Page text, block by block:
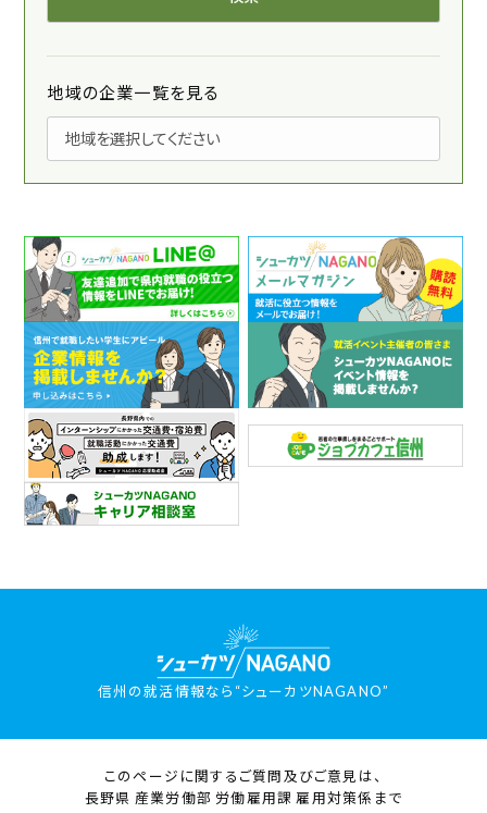
地域の企業一覧を見る
信州の就活情報なら“シューカツNAGANO”
このページに関するご質問及びご意見は、
長野県 産業労働部 労働雇用課 雇用対策係まで